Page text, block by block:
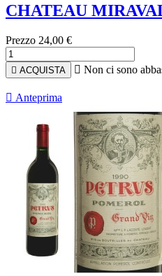
CHATEAU
Prezzo 24,00 €
 ACQUISTA  Non ci sono
 Anteprima